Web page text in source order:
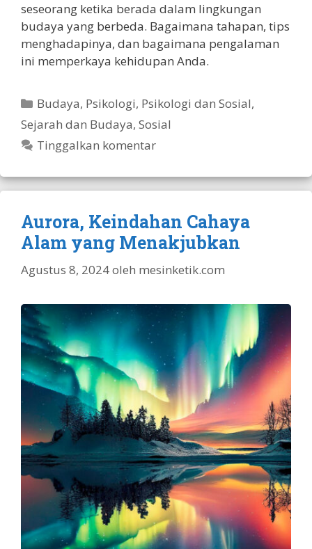
seseorang ketika berada dalam lingkungan
budaya yang berbeda. Bagaimana tahapan, tips
menghadapinya, dan bagaimana pengalaman
ini memperkaya kehidupan Anda.
Kategori
Budaya, Psikologi, Psikologi dan Sosial,
Sejarah dan Budaya, Sosial
Tinggalkan komentar
Aurora, Keindahan Cahaya
Alam yang Menakjubkan
Agustus 8, 2024oleh mesinketik.com